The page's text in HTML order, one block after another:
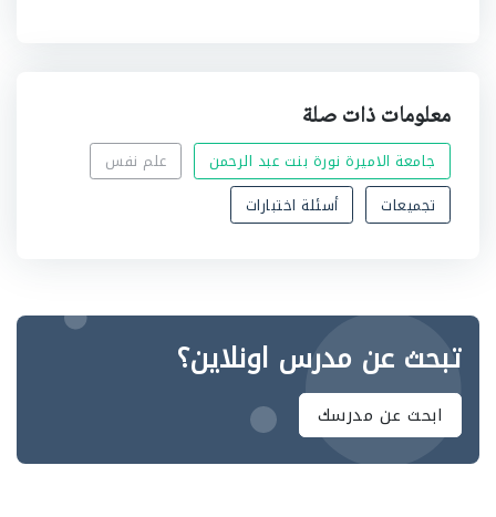
معلومات ذات صلة
جامعة الاميرة نورة بنت عبد الرحمن
علم نفس
تجميعات
أسئلة اختبارات
تبحث عن مدرس اونلاين؟
ابحث عن مدرسك